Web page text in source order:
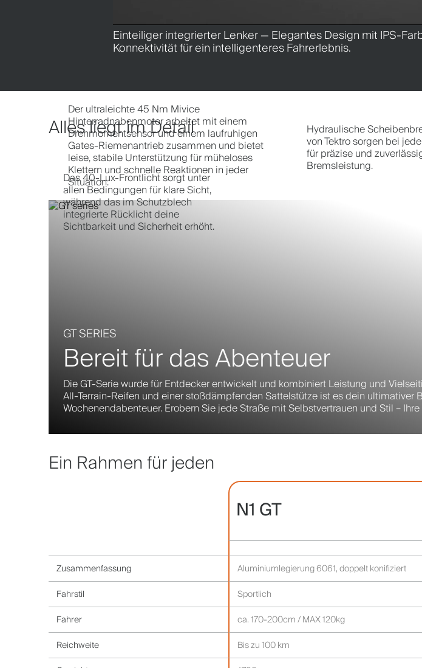
Einteiliger integrierter Lenker — Elegantes Design mit IPS-
Konnektivität für ein intelligenteres Fahrerlebnis.
Alles liegt im Detail
Das 40-Lux-Frontlicht sorgt unter
allen Bedingungen für klare Sicht,
während das im Schutzblech
integrierte Rücklicht deine
Sichtbarkeit und Sicherheit erhöht.
Hydraulische
von Tektro sorgen bei
für präzise und
Bremsleistung.
Der ultraleichte 45 Nm Mivice
Hinterradnabenmotor arbeitet mit einem
Drehmomentsensor und einem laufruhigen
Gates-Riemenantrieb zusammen und bietet
leise, stabile Unterstützung für müheloses
Klettern und schnelle Reaktionen in jeder
Situation.
GT SERIES
Bereit für das Abenteuer
Die GT-Serie wurde für Entdecker entwickelt und kombiniert Leistung und
All-Terrain-Reifen und einer stoßdämpfenden Sattelstütze ist es dein ultimativer
Wochenendabenteuer. Erobern Sie jede Straße mit Selbstvertrauen und Stil – Ihre
Ein Rahmen für jeden
N1 GT
Zusammenfassung Aluminiumlegierung 6061, doppelt konifiziert
Fahrstil
Sportlich
Fahrer
ca. 170-200cm / MAX 120kg
Reichweite
Bis zu 100 km